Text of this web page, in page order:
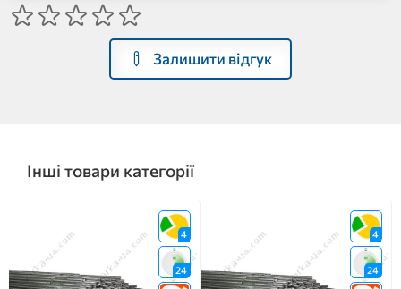
Залишити відгук
Інші товари категорії
4
24
4
24